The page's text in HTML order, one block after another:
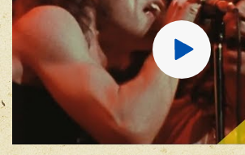
E-mail*
Отзыв *